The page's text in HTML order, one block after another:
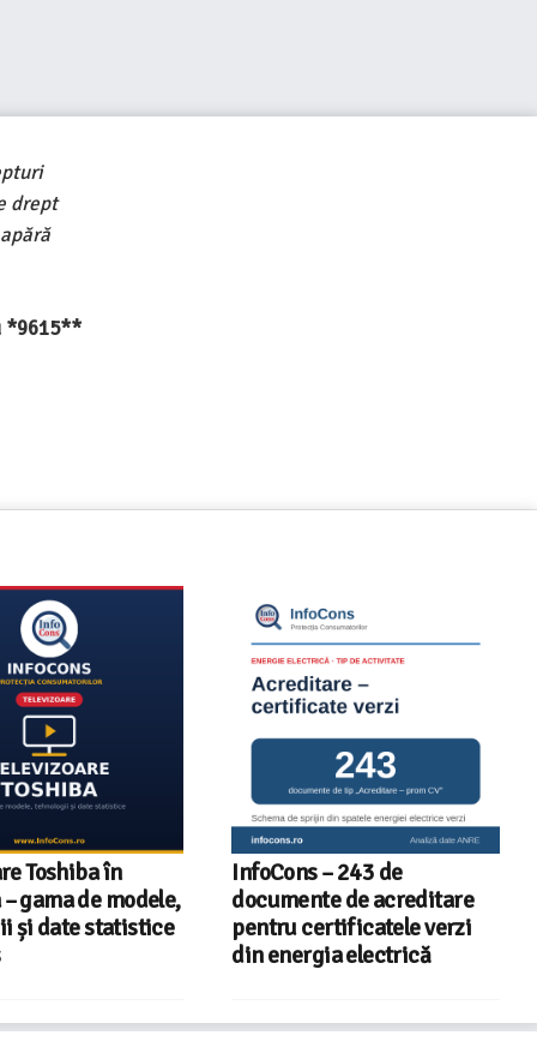
drept
*9615**
Toshiba în
gama de modele,
și date statistice
InfoCons – 243 de
documente de acreditare
pentru certificatele verzi
din energia electrică